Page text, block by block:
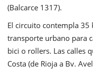
(Balcarce 1317).
El circuito contempla
transporte urbano para
bici o rollers. Las calles
Costa (de Rioja a Bv.